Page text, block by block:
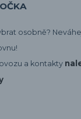
osobně?
a kontakty